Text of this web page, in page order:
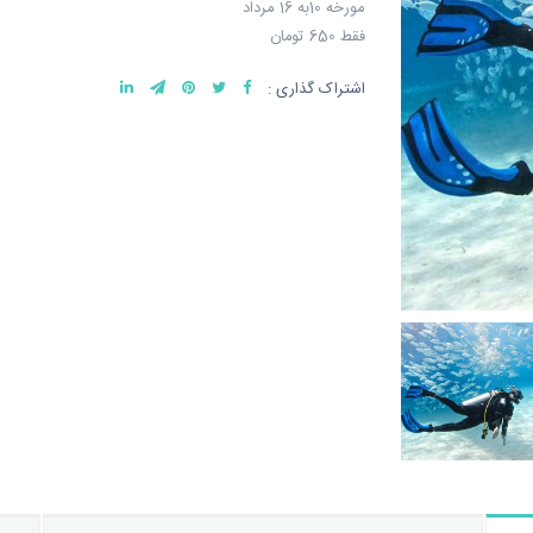
مورخه 10به 16 مرداد
فقط 650 تومان
اشتراک گذاری :